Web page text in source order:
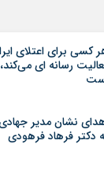
کسی برای اعتلای
رسانه ای
نشان مدیر جهادی
دکتر فرهاد فرهودی